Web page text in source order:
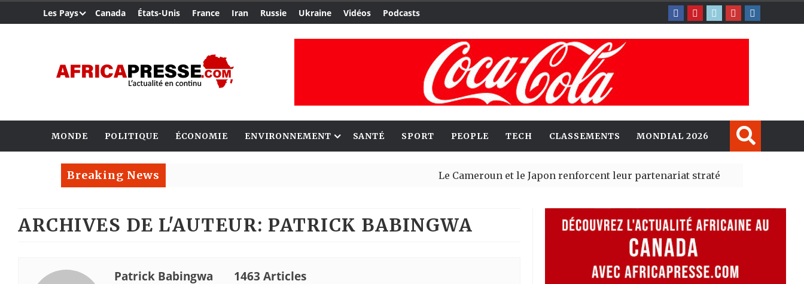
Les Pays Canada États-Unis France Iran Russie Ukraine Vidéos Podcasts
MONDE POLITIQUE ÉCONOMIE ENVIRONNEMENT SANTÉ SPORT PEOPLE TECH CLASSEMENTS MONDIAL 2026
Breaking News Le Cameroun et le Japon renforcent leur partenariat stratégique avec un cap sur l’IA
ARCHIVES DE L'AUTEUR: PATRICK BABINGWA
Patrick Babingwa 1463 Articles